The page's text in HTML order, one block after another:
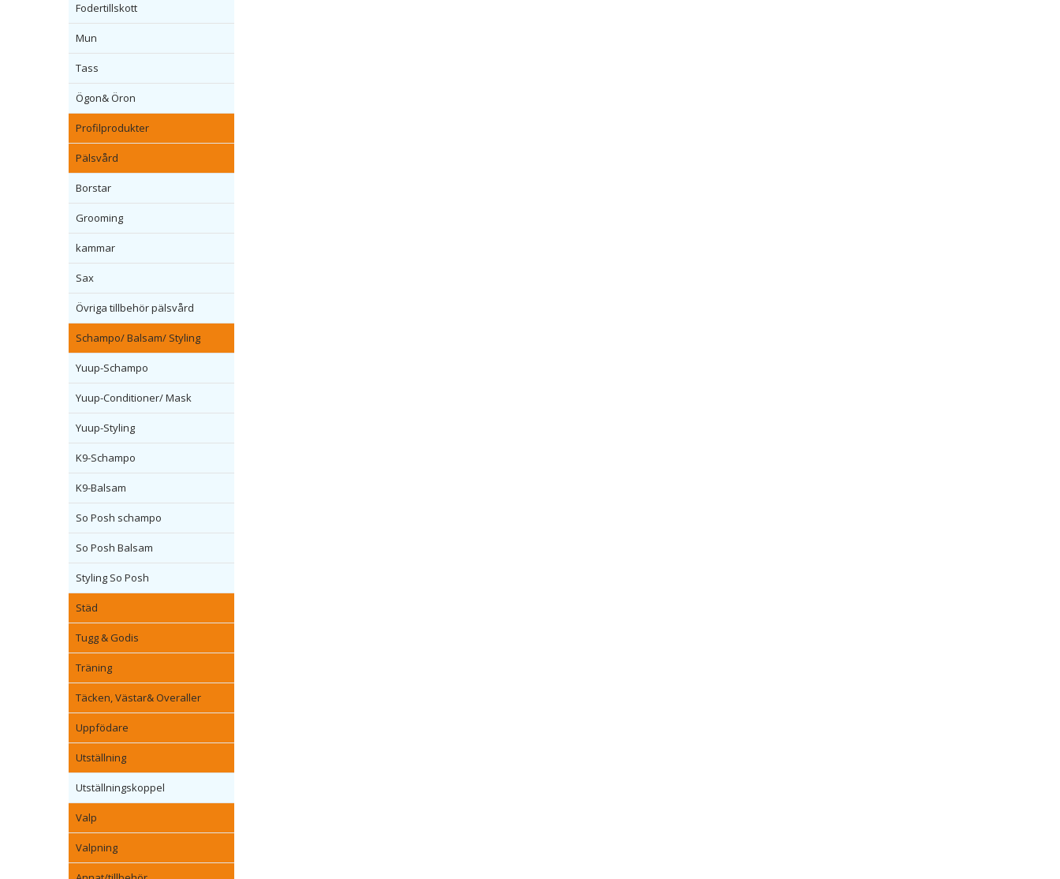
Fodertillskott
Mun
Tass
Ögon& Öron
Profilprodukter
Pälsvård
Borstar
Grooming
kammar
Sax
Övriga tillbehör pälsvård
Schampo/ Balsam/ Styling
Yuup-Schampo
Yuup-Conditioner/ Mask
Yuup-Styling
K9-Schampo
K9-Balsam
So Posh schampo
So Posh Balsam
Styling So Posh
Städ
Tugg & Godis
Träning
Täcken, Västar& Overaller
Uppfödare
Utställning
Utställningskoppel
Valp
Valpning